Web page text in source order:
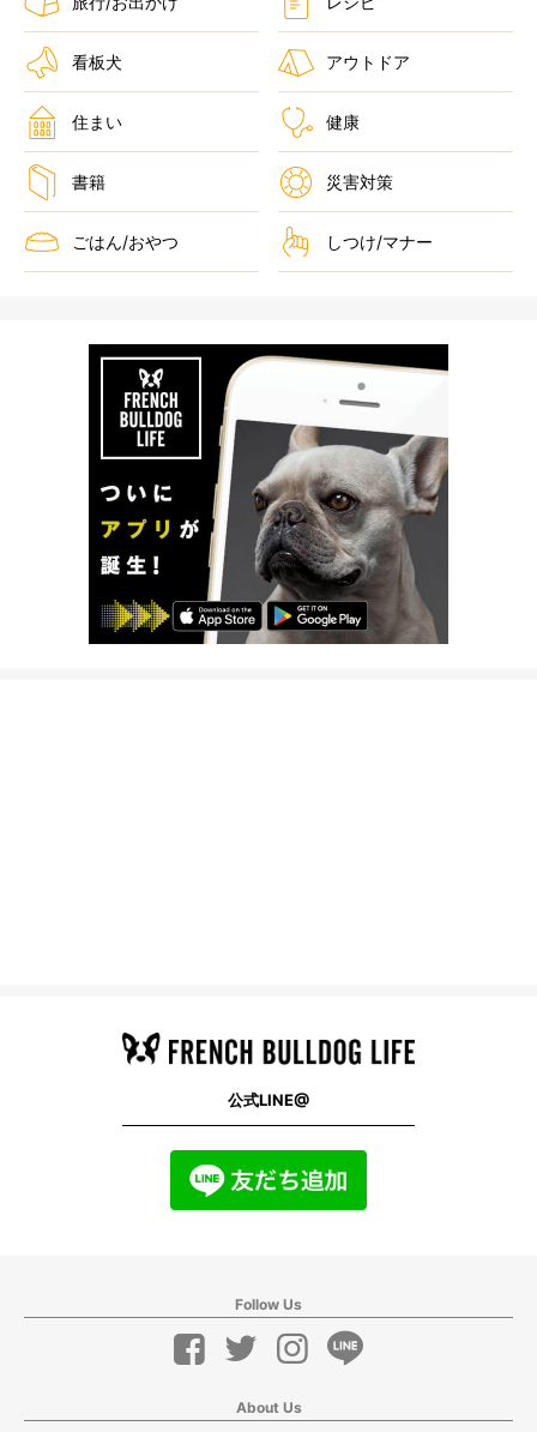
看板犬 アウトドア
住まい 健康
書籍 災害対策
ごはん/おやつ しつけ/マナー
公式LINE@
Follow Us
About Us